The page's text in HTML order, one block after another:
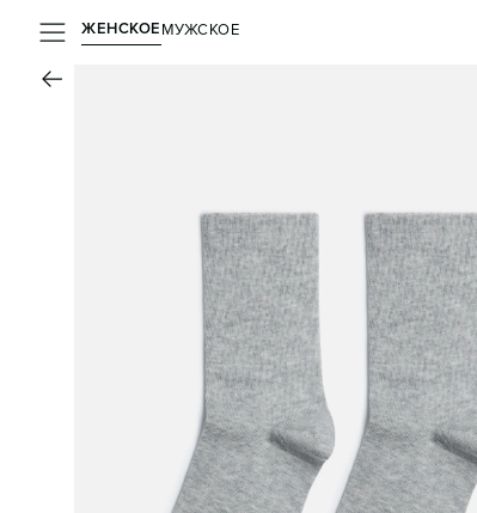
ЖЕНСКОЕМУЖСКОЕ